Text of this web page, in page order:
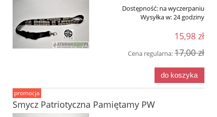
Dostępność: na wyczerpaniu
Wysyłka w: 24 godziny
15,98 zł
Cena regularna:17,00 zł
do koszyka
Smycz Patriotyczna Pamiętamy PW
promocja